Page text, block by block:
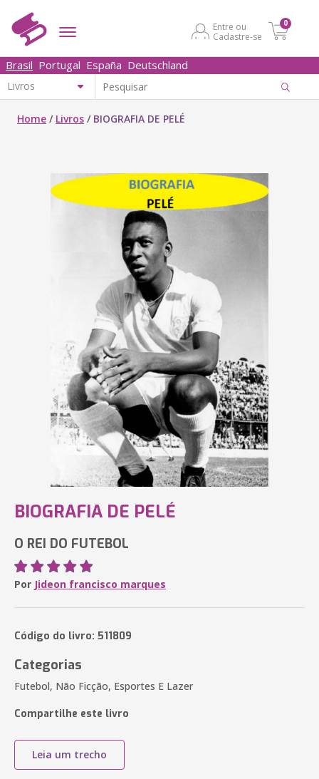
Entre ou
Cadastre-se
0
Brasil Portugal España Deutschland
Home / Livros / BIOGRAFIA DE PELÉ
BIOGRAFIA DE PELÉ
O REI DO FUTEBOL
Por Jideon francisco marques
Código do livro: 511809
Categorias
Futebol, Não Ficção, Esportes E Lazer
Compartilhe este livro
Leia um trecho